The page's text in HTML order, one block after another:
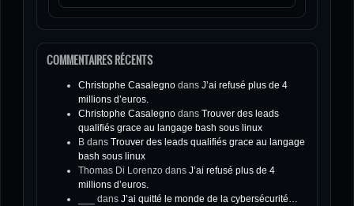
COMMENTAIRES RÉCENTS
Christophe Casalegno dans J’ai refusé plus de 4
millions d’euros.
Christophe Casalegno dans Trouver des leads
qualifiés grace au langage bash sous linux
B dans Trouver des leads qualifiés grace au langage
bash sous linux
Thomas Di Lorenzo dans J’ai refusé plus de 4
millions d’euros.
dans J’ai quitté le monde de la cybersécurité…